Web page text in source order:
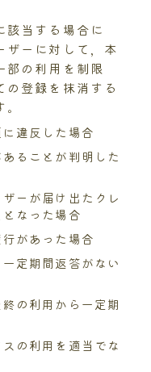
該当する場合に
ザーに対して，本
部の利用を制限
の登録を抹消する
違反した場合
ることが判明した
ーが届け出たクレ
なった場合
があった場合
定期間返答がない
の利用から一定期
の利用を適当でな